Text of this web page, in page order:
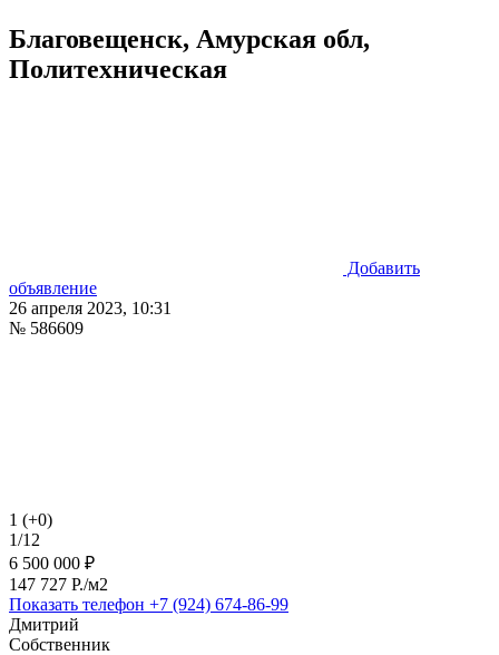
Благовещенск, Амурская обл,
Политехническая
Добавить
объявление
26 апреля 2023, 10:31
№ 586609
1 (+0)
1/12
6 500 000 ₽
147 727 P./м2
Показать телефон +7 (924) 674-86-99
Дмитрий
Собственник